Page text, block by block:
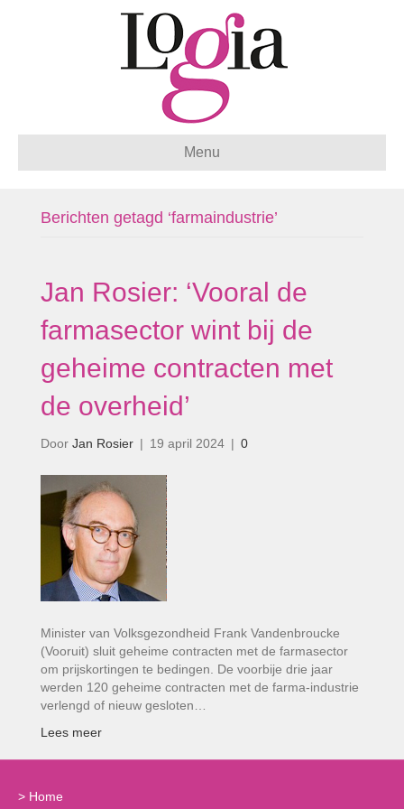
Menu
Berichten getagd ‘farmaindustrie’
Jan Rosier: ‘Vooral de
farmasector wint bij de
geheime contracten met
de overheid’
Door Jan Rosier | 19 april 2024 | 0
Minister van Volksgezondheid Frank Vandenbroucke
(Vooruit) sluit geheime contracten met de farmasector
om prijskortingen te bedingen. De voorbije drie jaar
werden 120 geheime contracten met de farma-industrie
verlengd of nieuw gesloten…
Lees meer
> Home